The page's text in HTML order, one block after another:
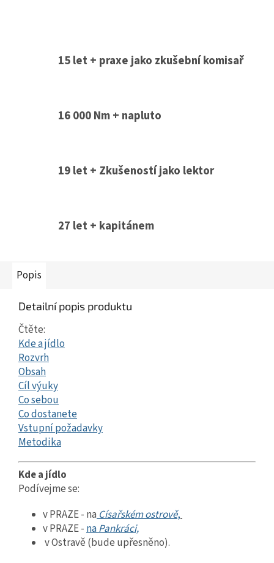
15 let + praxe jako zkušební komisař
16 000 Nm + napluto
19 let + Zkušeností jako lektor
27 let + kapitánem
Popis
Detailní popis produktu
Čtěte:
Kde a jídlo
Rozvrh
Obsah
Cíl výuky
Co sebou
Co dostanete
Vstupní požadavky
Metodika
Kde a jídlo
Podívejme se:
v PRAZE - na Císařském ostrově,
v PRAZE - naPankráci,
v Ostravě (bude upřesněno).